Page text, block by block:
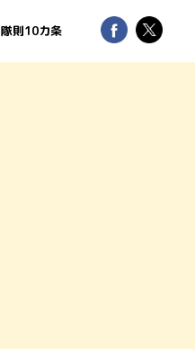
隊則10カ条